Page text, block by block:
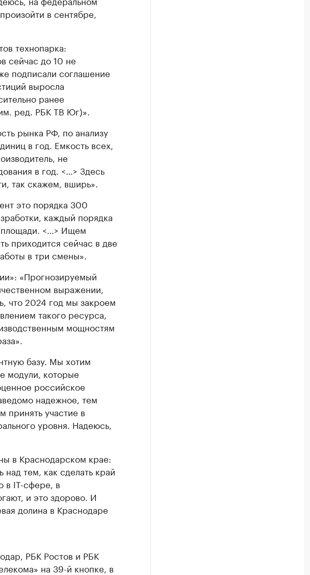
в сентябре,
технопарка:
сейчас до 10 не
подписали соглашение
выросла
ранее
ред. РБК ТВ Юг)».
рынка РФ, по анализу
в год. Емкость всех,
не
в год. <…> Здесь
так скажем, вширь».
это порядка 300
каждый порядка
площади. <…> Ищем
приходится сейчас в две
в три смены».
«Прогнозируемый
выражении,
что 2024 год мы закроем
такого ресурса,
мощностям
базу. Мы хотим
модули, которые
российское
надежное, тем
принять участие в
уровня. Надеюсь,
в Краснодарском крае:
тем, как сделать край
в IT-сфере, в
и это здорово. И
долина в Краснодаре
РБК Ростов и РБК
на 39-й кнопке, в